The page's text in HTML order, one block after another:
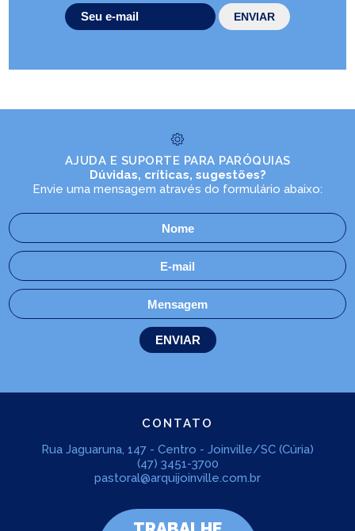
AJUDA E SUPORTE PARA PARÓQUIAS
Dúvidas, críticas, sugestões?
Envie uma mensagem através do formulário abaixo:
CONTATO
Rua Jaguaruna, 147 - Centro - Joinville/SC (Cúria)
(47) 3451-3700
pastoral@arquijoinville.com.br